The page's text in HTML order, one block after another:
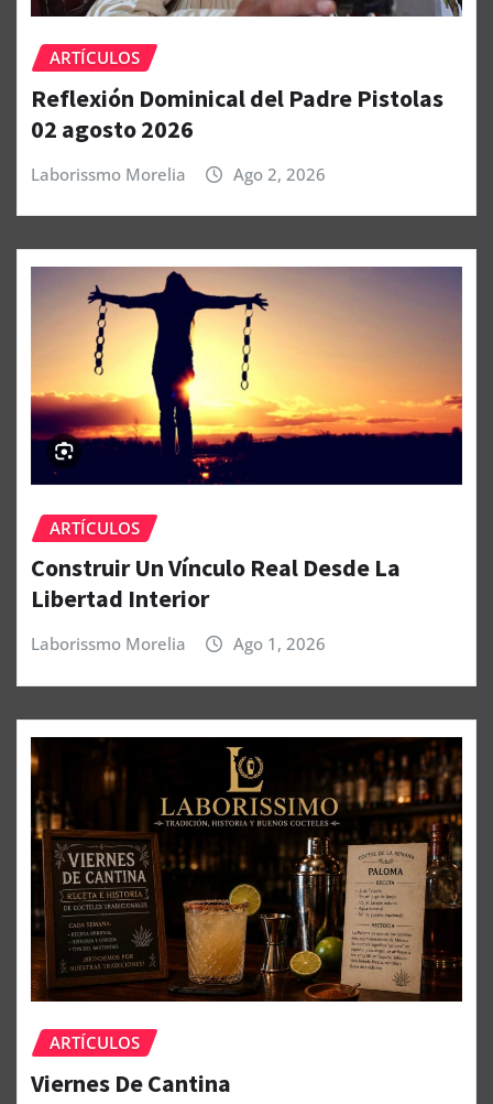
ARTÍCULOS
Reflexión Dominical del Padre Pistolas
02 agosto 2026
Laborissmo Morelia Ago 2, 2026
ARTÍCULOS
Construir Un Vínculo Real Desde La
Libertad Interior
Laborissmo Morelia Ago 1, 2026
ARTÍCULOS
Viernes De Cantina